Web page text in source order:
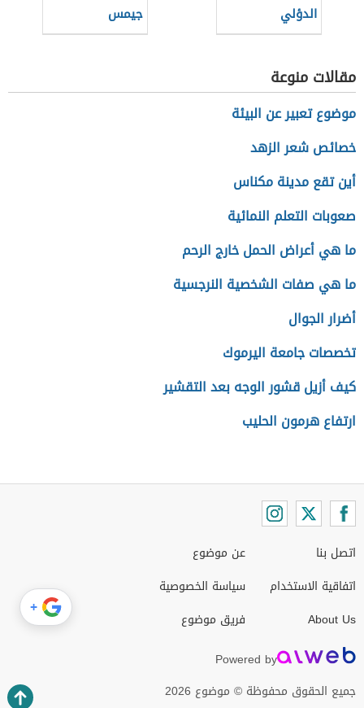
الدؤلي
جيمس
مقالات منوعة
موضوع تعبير عن البيئة
خصائص شعر الزهد
أين تقع مدينة مكناس
صعوبات التعلم النمائية
ما هي أعراض الحمل خارج الرحم
ما هي صفات الشخصية النرجسية
أضرار الجوال
تخصصات جامعة اليرموك
كيف أزيل قشور الوجه بعد التقشير
ارتفاع هرمون الحليب
اتصل بنا
اتفاقية الاستخدام
About Us
عن موضوع
سياسة الخصوصية
فريق موضوع
Powered by
جميع الحقوق محفوظة © موضوع 2026
+